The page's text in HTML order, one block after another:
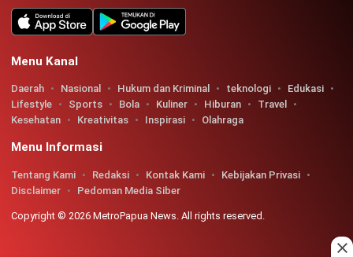
Menu Kanal
Daerah Nasional Hukum dan Kriminal teknologi
Edukasi
Lifestyle
Sports Bola Kuliner Hiburan
Travel
Kesehatan
Kreativitas Inspirasi Olahraga
Menu Informasi
Tentang Kami Redaksi Kontak Kami
Kebijakan Privasi
Disclaimer
Pedoman Media Siber
Copyright © 2026 MetroPapua News. All rights reserved.